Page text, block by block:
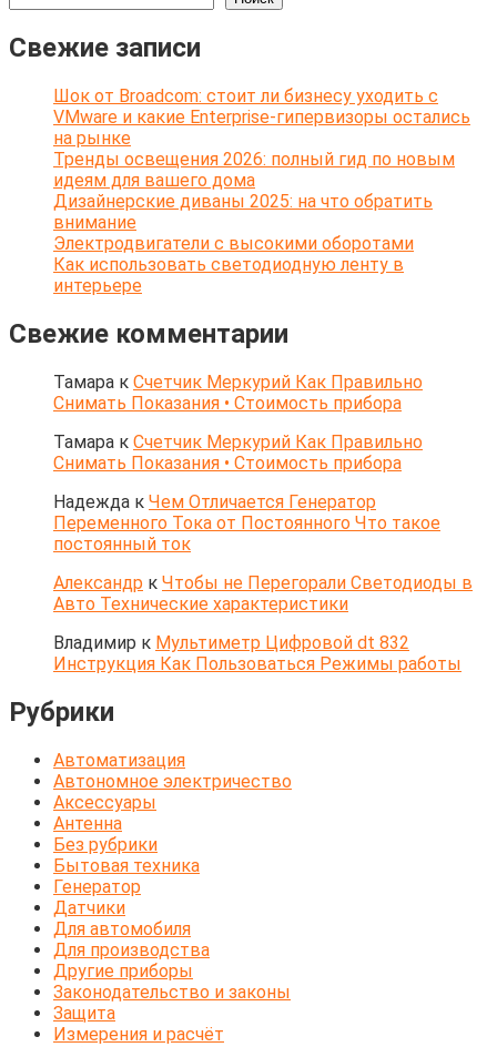
Свежие записи
Шок от Broadcom: стоит ли бизнесу уходить с
VMware и какие Enterprise-гипервизоры остались
на рынке
Тренды освещения 2026: полный гид по новым
идеям для вашего дома
Дизайнерские диваны 2025: на что обратить
внимание
Электродвигатели с высокими оборотами
Как использовать светодиодную ленту в
интерьере
Свежие комментарии
Тамара к Счетчик Меркурий Как Правильно
Снимать Показания • Стоимость прибора
Тамара к Счетчик Меркурий Как Правильно
Снимать Показания • Стоимость прибора
Надежда к Чем Отличается Генератор
Переменного Тока от Постоянного Что такое
постоянный ток
Александр к Чтобы не Перегорали Светодиоды в
Авто Технические характеристики
Владимир к Мультиметр Цифровой dt 832
Инструкция Как Пользоваться Режимы работы
Рубрики
Автоматизация
Автономное электричество
Аксессуары
Антенна
Без рубрики
Бытовая техника
Генератор
Датчики
Для автомобиля
Для производства
Другие приборы
Законодательство и законы
Защита
Измерения и расчёт